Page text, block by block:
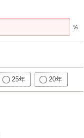
％
25年 20年